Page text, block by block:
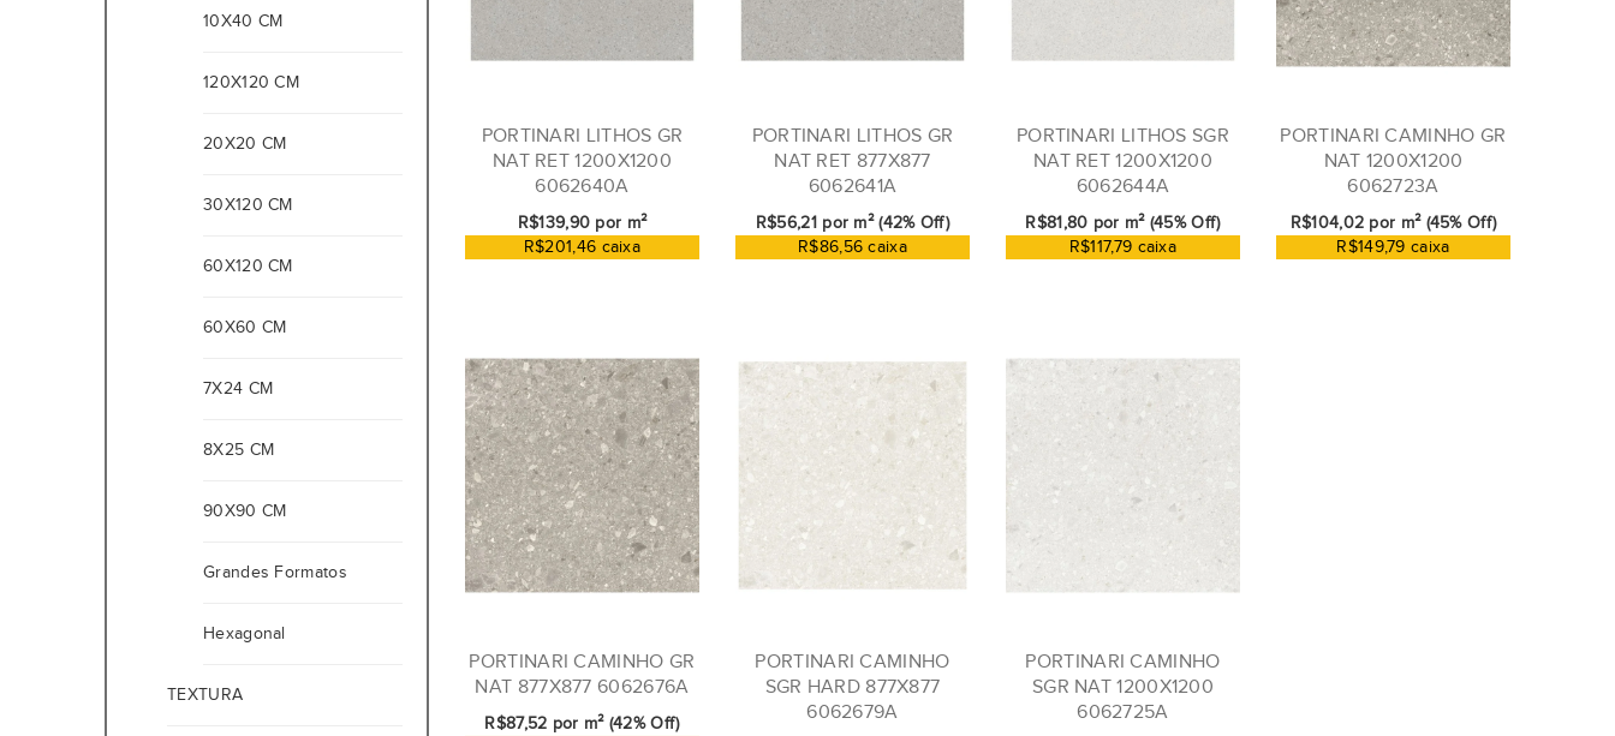
10X40 CM
120X120 CM
20X20 CM
30X120 CM
60X120 CM
60X60 CM
7X24 CM
8X25 CM
90X90 CM
Grandes Formatos
Hexagonal
TEXTURA
PORTINARI LITHOS GR
NAT RET 1200X1200
6062640A
R$139,90 por m²
R$201,46 caixa
PORTINARI LITHOS GR
NAT RET 877X877
6062641A
R$56,21 por m² (42% Off)
R$86,56 caixa
PORTINARI LITHOS SGR
NAT RET 1200X1200
6062644A
R$81,80 por m² (45% Off)
R$117,79 caixa
PORTINARI CAMINHO GR
NAT 1200X1200
6062723A
R$104,02 por m² (45% Off)
R$149,79 caixa
PORTINARI CAMINHO GR
NAT 877X877 6062676A
R$87,52 por m² (42% Off)
PORTINARI CAMINHO
SGR HARD 877X877
6062679A
PORTINARI CAMINHO
SGR NAT 1200X1200
6062725A